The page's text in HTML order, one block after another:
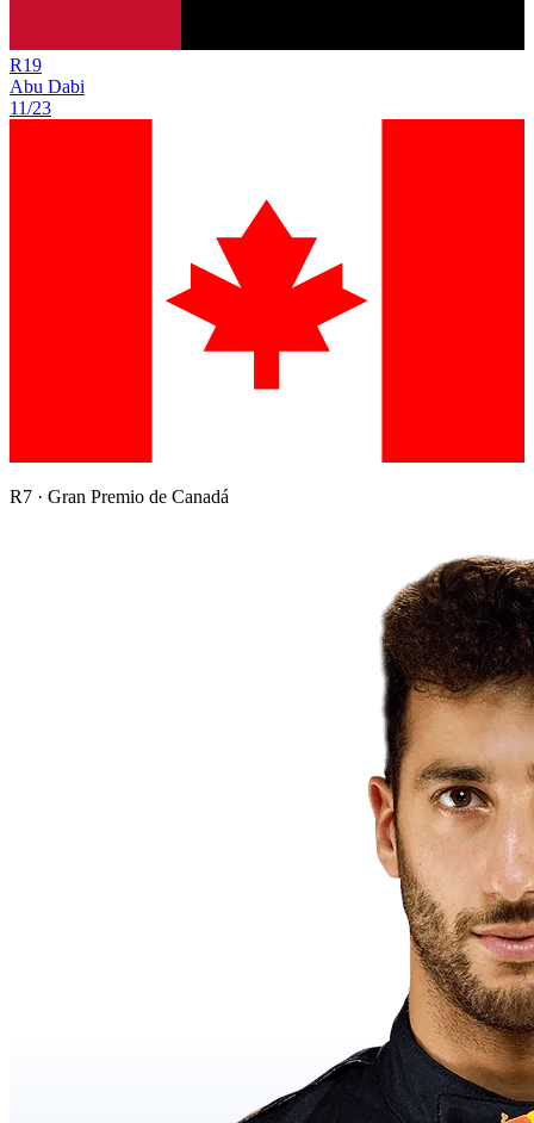
R19
Abu Dabi
11/23
R7 · Gran Premio de Canadá